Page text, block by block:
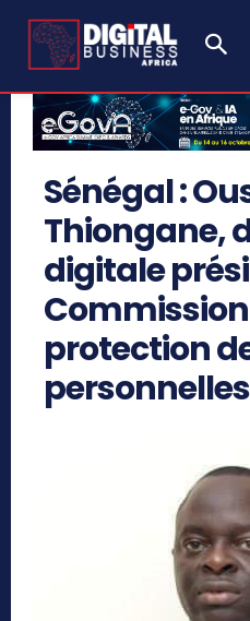
Sénégal :
Thiongane,
digitale
protection
personnelles